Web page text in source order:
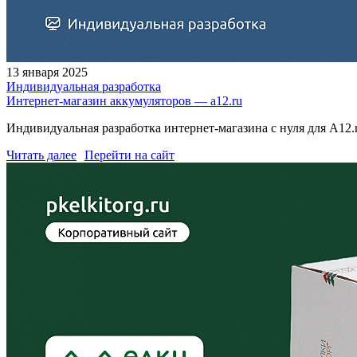
13 января 2025
Индивидуальная разработка
Интернет-магазин аккумуляторов — a12.ru
Индивидуальная разработка интернет-магазина с нуля для
Читать далее Перейти на сайт